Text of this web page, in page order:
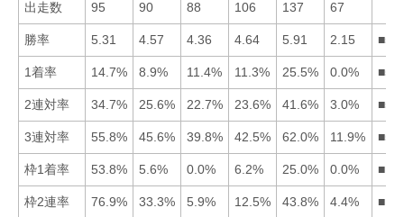
出走数 95 90 88 106 137 67
勝率 5.31 4.57 4.36 4.64 5.91 2.15
1着率 14.7% 8.9% 11.4% 11.3% 25.5% 0.0%
2連対率 34.7% 25.6% 22.7% 23.6% 41.6% 3.0%
3連対率 55.8% 45.6% 39.8% 42.5% 62.0% 11.9%
枠1着率 53.8% 5.6% 0.0% 6.2% 25.0% 0.0%
枠2連率 76.9% 33.3% 5.9% 12.5% 43.8% 4.4%